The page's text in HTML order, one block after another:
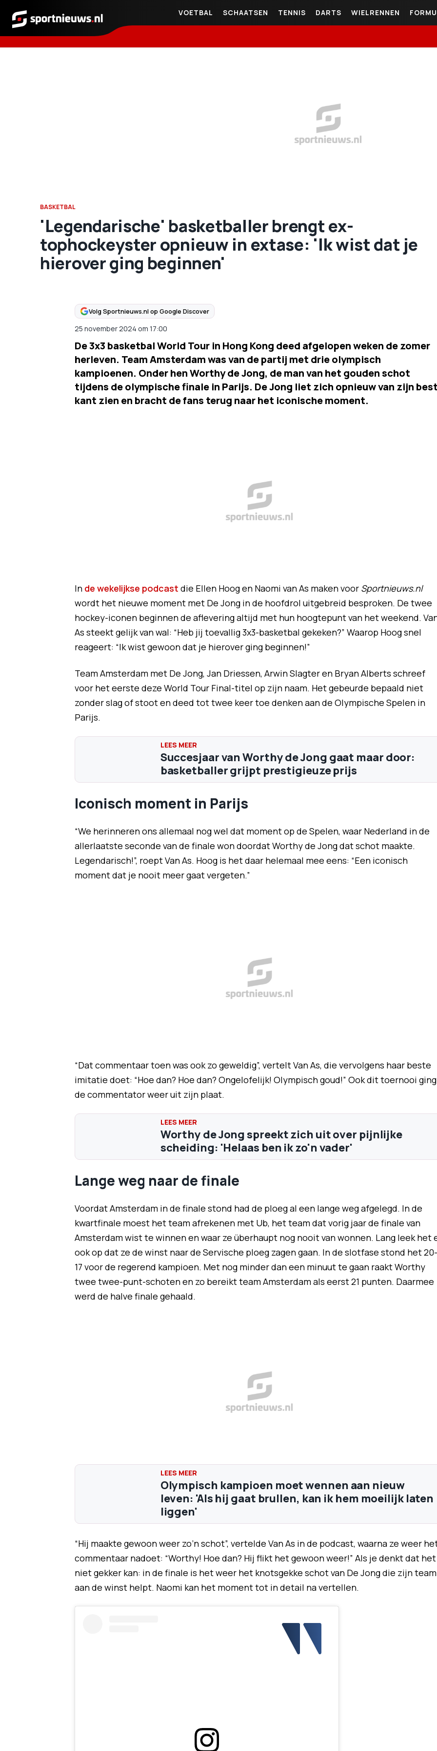
Sportnieuws.nl
VOETBAL SCHAATSEN TENNIS DARTS WIELRENNEN
BASKETBAL
'Legendarische' basketballer brengt ex-
tophockeyster opnieuw in extase: 'Ik wist dat je
hierover ging beginnen'
Volg Sportnieuws.nl op Google Discover
25 november 2024 om 17:00
De 3x3 basketbal World Tour in Hong Kong deed afgelopen weken de zomer
herleven. Team Amsterdam was van de partij met drie olympisch
kampioenen. Onder hen Worthy de Jong, de man van het gouden schot
tijdens de olympische finale in Parijs. De Jong liet zich opnieuw van zijn
kant zien en bracht de fans terug naar het iconische moment.
In de wekelijkse podcast die Ellen Hoog en Naomi van As maken voor Sportnieuws.nl
wordt het nieuwe moment met De Jong in de hoofdrol uitgebreid besproken. De twee
hockey-iconen beginnen de aflevering altijd met hun hoogtepunt van het weekend.
As steekt gelijk van wal: “Heb jij toevallig 3x3-basketbal gekeken?” Waarop Hoog snel
reageert: “Ik wist gewoon dat je hierover ging beginnen!”
Team Amsterdam met De Jong, Jan Driessen, Arwin Slagter en Bryan Alberts schreef
voor het eerste deze World Tour Final-titel op zijn naam. Het gebeurde bepaald niet
zonder slag of stoot en deed tot twee keer toe denken aan de Olympische Spelen in
Parijs.
Succesjaar van Worthy de Jong gaat maar door:
basketballer grijpt prestigieuze prijs
Iconisch moment in Parijs
“We herinneren ons allemaal nog wel dat moment op de Spelen, waar Nederland in de
allerlaatste seconde van de finale won doordat Worthy de Jong dat schot maakte.
Legendarisch!”, roept Van As. Hoog is het daar helemaal mee eens: “Een iconisch
moment dat je nooit meer gaat vergeten.”
“Dat commentaar toen was ook zo geweldig”, vertelt Van As, die vervolgens haar beste
imitatie doet: “Hoe dan? Hoe dan? Ongelofelijk! Olympisch goud!” Ook dit toernooi ging
de commentator weer uit zijn plaat.
Worthy de Jong spreekt zich uit over pijnlijke
scheiding: 'Helaas ben ik zo'n vader'
Lange weg naar de finale
Voordat Amsterdam in de finale stond had de ploeg al een lange weg afgelegd. In de
kwartfinale moest het team afrekenen met Ub, het team dat vorig jaar de finale van
Amsterdam wist te winnen en waar ze überhaupt nog nooit van wonnen. Lang leek het
ook op dat ze de winst naar de Servische ploeg zagen gaan. In de slotfase stond het 20-
17 voor de regerend kampioen. Met nog minder dan een minuut te gaan raakt Worthy
twee twee-punt-schoten en zo bereikt team Amsterdam als eerst 21 punten. Daarmee
werd de halve finale gehaald.
Olympisch kampioen moet wennen aan nieuw
leven: 'Als hij gaat brullen, kan ik hem moeilijk laten
liggen'
“Hij maakte gewoon weer zo’n schot”, vertelde Van As in de podcast, waarna ze weer
commentaar nadoet: “Worthy! Hoe dan? Hij flikt het gewoon weer!” Als je denkt dat het
niet gekker kan: in de finale is het weer het knotsgekke schot van De Jong die zijn team
aan de winst helpt. Naomi kan het moment tot in detail na vertellen.